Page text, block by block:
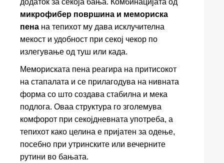
додаток за секоја бања. Комбинацијата од
микрофибер површина и мемориска
пена на тепихот му дава исклучителна
мекост и удобност при секој чекор по
излегување од туш или када.
Мемориската пена реагира на притисокот
на стапалата и се прилагодува на нивната
форма со што создава стабилна и мека
подлога. Оваа структура го зголемува
комфорот при секојдневната употреба, а
тепихот како целина е пријатен за одење,
посебно при утринските или вечерните
рутини во бањата.